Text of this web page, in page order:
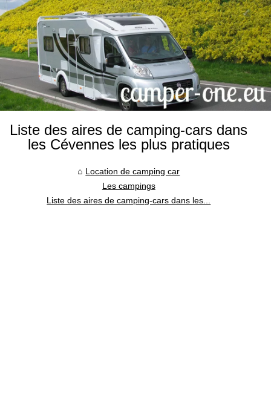
Liste des aires de camping-cars dans
les Cévennes les plus pratiques
Location de camping car
Les campings
Liste des aires de camping-cars dans les...